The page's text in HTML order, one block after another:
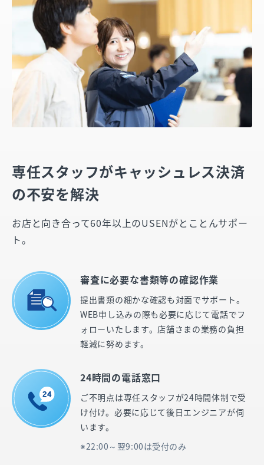
専任スタッフがキャッシュレス決済
の不安を解決
お店と向き合って60年以上のUSENがとことんサポー
ト。
審査に必要な書類等の確認作業
提出書類の細かな確認も対面でサポート。
WEB申し込みの際も必要に応じて電話でフ
ォローいたします。店舗さまの業務の負担
軽減に努めます。
24時間の電話窓口
ご不明点は専任スタッフが24時間体制で受
け付け。必要に応じて後日エンジニアが伺
います。
22:00～翌9:00は受付のみ